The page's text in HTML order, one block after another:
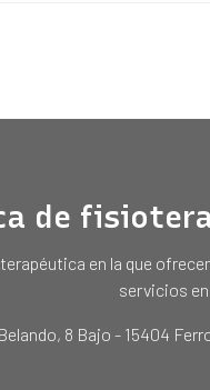
de
en la que
servicios
8 Bajo - 15404